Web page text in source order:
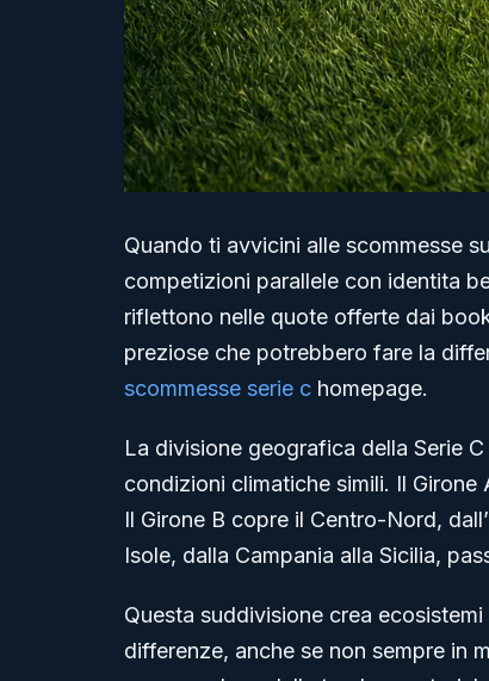
Quando ti avvicini alle scommesse
competizioni parallele con identita
riflettono nelle quote offerte dai
preziose che potrebbero fare la
scommesse serie c homepage.
La divisione geografica della Serie
condizioni climatiche simili. Il
Il Girone B copre il Centro-Nord,
Isole, dalla Campania alla Sicilia,
Questa suddivisione crea
differenze, anche se non sempre in